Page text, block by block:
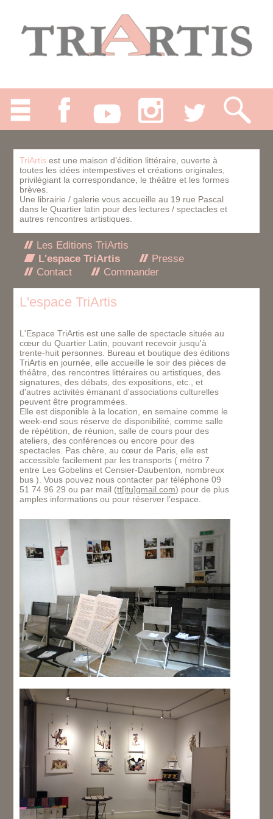
TriArtis est une maison d’édition littéraire, ouverte à
toutes les idées intempestives et créations originales,
privilégiant la correspondance, le théâtre et les formes
brèves.
Une librairie / galerie vous accueille au 19 rue Pascal
dans le Quartier latin pour des lectures / spectacles et
autres rencontres artistiques.
Les Editions TriArtis
L'espace TriArtis
Presse
Contact
Commander
L'espace TriArtis
L'Espace TriArtis est une salle de spectacle située au
cœur du Quartier Latin, pouvant recevoir jusqu'à
trente-huit personnes. Bureau et boutique des éditions
TriArtis en journée, elle accueille le soir des pièces de
théâtre, des rencontres littéraires ou artistiques, des
signatures, des débats, des expositions, etc., et
d'autres activités émanant d'associations culturelles
peuvent être programmées.
Elle est disponible à la location, en semaine comme le
week-end sous réserve de disponibilité, comme salle
de répétition, de réunion, salle de cours pour des
ateliers, des conférences ou encore pour des
spectacles. Pas chère, au cœur de Paris, elle est
accessible facilement par les transports ( métro 7
entre Les Gobelins et Censier-Daubenton, nombreux
bus ). Vous pouvez nous contacter par téléphone 09
51 74 96 29 ou par mail (tt[itu]gmail.com) pour de plus
amples informations ou pour réserver l’espace.